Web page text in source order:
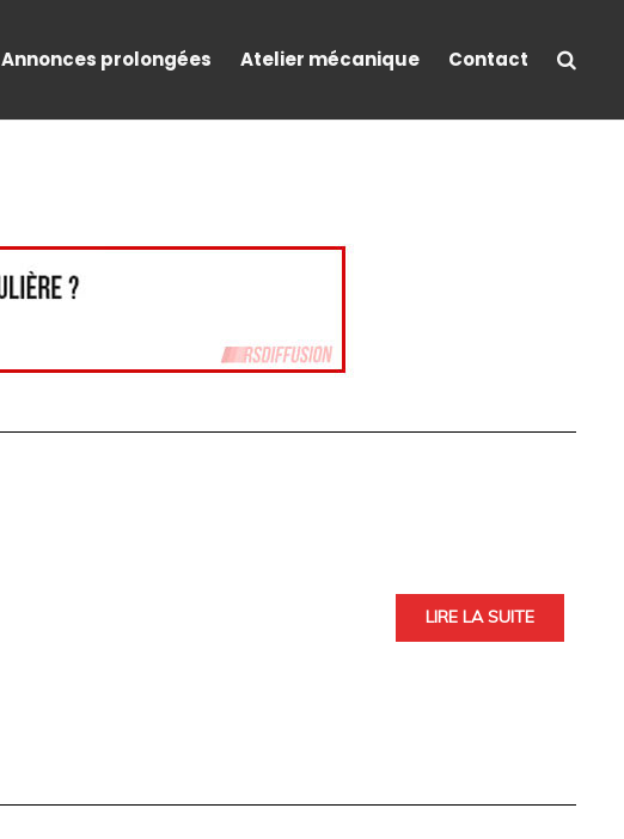
Annonces prolongées Atelier mécanique Contact
LIRE LA SUITE